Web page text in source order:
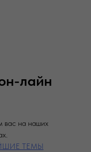
лайн
вас на наших
ТЕМЫ